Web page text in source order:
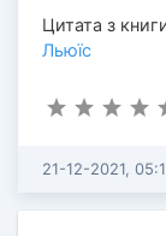
Цитата з
Льюїс
21-12-2021,